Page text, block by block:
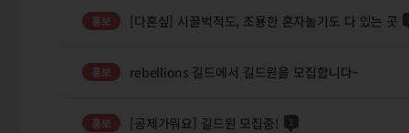
[다혼싶] 시끌벅적도, 조용한 혼자놀기도 다 있는 곳
rebellions 길드에서 길드원을 모집합니다~
[공제가뭐요] 길드원 모집중! 1